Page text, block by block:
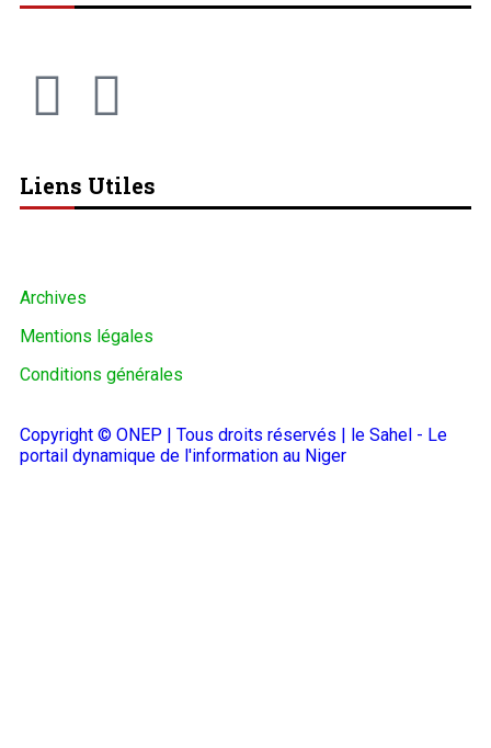
Liens Utiles
Archives
Mentions légales
Conditions générales
Copyright © ONEP | Tous droits réservés | le Sahel - Le
portail dynamique de l'information au Niger